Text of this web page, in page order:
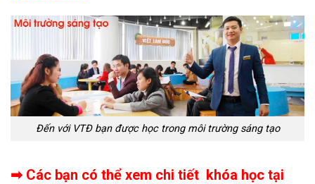
Đến với VTĐ bạn được học trong môi trường sáng tạo
➡ Các bạn có thể xem chi tiết khóa học tại